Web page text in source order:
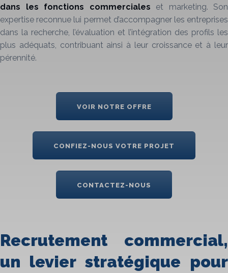
dans les fonctions
commerciales et marketing. Son
expertise reconnue lui permet d’accompagner les entreprises
dans la recherche, l’évaluation et l’intégration des profils les
plus adéquats, contribuant ainsi à leur croissance et à leur
pérennité.
VOIR NOTRE OFFRE
CONFIEZ-NOUS VOTRE PROJET
CONTACTEZ-NOUS
Recrutement commercial,
un levier stratégique pour